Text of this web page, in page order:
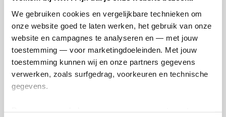
We gebruiken cookies en vergelijkbare technieken om
onze website goed te laten werken, het gebruik van onze
website en campagnes te analyseren en — met jouw
toestemming — voor marketingdoeleinden. Met jouw
toestemming kunnen wij en onze partners gegevens
verwerken, zoals surfgedrag, voorkeuren en technische
gegevens.
Iris's badges